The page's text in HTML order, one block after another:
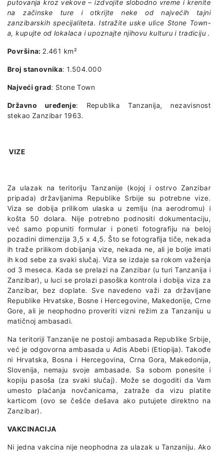
putovanja kroz vekove – izdvojite slobodno vreme i krenite
na začinske ture i otkrijte neke od najvećih tajni
zanzibarskih specijaliteta. Istražite uske ulice Stone Town-
a, kupujte od lokalaca i upoznajte njihovu kulturu i tradiciju .
Površina: 2.461 km²
Broj stanovnika: 1.504.000
Najveći grad: Stone Town
Državno uređenje: Republika Tanzanija, nezavisnost
stekao Zanzibar 1963.
VIZE
Za ulazak na teritoriju Tanzanije (kojoj i ostrvo Zanzibar
pripada) državljanima Republike Srbije su potrebne vize.
Viza se dobija prilikom ulaska u zemlju (na aerodromu) i
košta 50 dolara. Nije potrebno podnositi dokumentaciju,
već samo popuniti formular i poneti fotografiju na beloj
pozadini dimenzija 3,5 x 4,5. Što se fotografija tiče, nekada
ih traže prilikom dobijanja vize, nekada ne, ali je bolje imati
ih kod sebe za svaki slučaj. Viza se izdaje sa rokom važenja
od 3 meseca. Kada se prelazi na Zanzibar (u turi Tanzanija i
Zanzibar), u luci se prolazi pasoška kontrola i dobija viza za
Zanzibar, bez doplate. Sve navedeno važi za državljane
Republike Hrvatske, Bosne i Hercegovine, Makedonije, Crne
Gore, ali je neophodno proveriti vizni režim za Tanzaniju u
matičnoj ambasadi.
Na teritoriji Tanzanije ne postoji ambasada Republike Srbije,
već je odgovorna ambasada u Adis Abebi (Etiopija). Takođe
ni Hrvatska, Bosna i Hercegovina, Crna Gora, Makedonija,
Slovenija, nemaju svoje ambasade. Sa sobom ponesite i
kopiju pasoša (za svaki slučaj). Može se dogoditi da Vam
umesto plaćanja novčanicama, zatraže da vizu platite
karticom (ovo se češće dešava ako putujete direktno na
Zanzibar).
VAKCINACIJA
Ni jedna vakcina nije neophodna za ulazak u Tanzaniju. Ako